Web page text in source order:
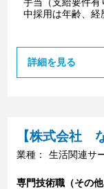
手当（支給要件
中採用は年齢、経
詳細を見る
【株式会社
業種： 生活関連サ
専門技術職（その他